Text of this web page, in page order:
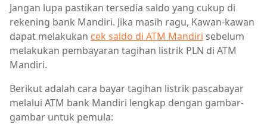
Jangan lupa pastikan tersedia saldo yang cukup di
rekening bank Mandiri. Jika masih ragu, Kawan-kawan
dapat melakukan cek saldo di ATM Mandiri sebelum
melakukan pembayaran tagihan listrik PLN di ATM
Mandiri.
Berikut adalah cara bayar tagihan listrik pascabayar
melalui ATM bank Mandiri lengkap dengan gambar-
gambar untuk pemula: